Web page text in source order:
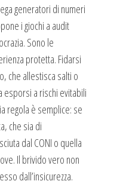
generatori di numeri
i giochi a audit
Sono le
protetta. Fidarsi
che allestisca salti o
esporsi a rischi evitabili
regola è semplice: se
che sia di
dal CONI o quella
Il brivido vero non
dall’insicurezza.